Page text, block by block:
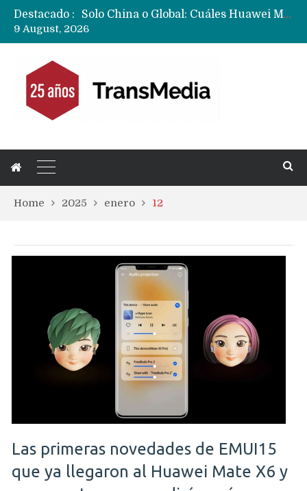
Destacado :
Data Centers de Huawei en Chile, México, Brasil,Perú y Argentina podrían verse afectados por arremetida de EE.UU
9 August, 2026
Home 2025 enero 12
Las primeras novedades de EMUI15
que ya llegaron al Huawei Mate X6 y